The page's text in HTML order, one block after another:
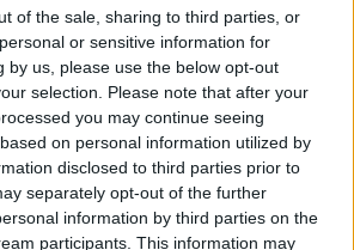
of the sale, sharing to third parties, or
or sensitive information for
by us, please use the below opt-out
selection. Please note that after your
you may continue seeing
on personal information utilized by
disclosed to third parties prior to
separately opt-out of the further
information by third parties on the
participants. This information may
Dazn esordisce come presentatrice
Ricci, nella puntata del 10
di Alessandro Siani.